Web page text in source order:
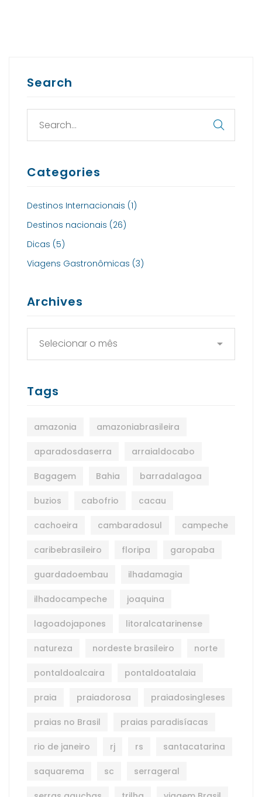
Search
Categories
Destinos Internacionais (1)
Destinos nacionais (26)
Dicas (5)
Viagens Gastronômicas (3)
Archives
Tags
amazonia amazoniabrasileira
aparadosdaserra arraialdocabo
Bagagem Bahia barradalagoa
buzios cabofrio cacau
cachoeira cambaradosul campeche
caribebrasileiro floripa garopaba
guardadoembau ilhadamagia
ilhadocampeche joaquina
lagoadojapones litoralcatarinense
natureza nordeste brasileiro norte
pontaldoalcaira pontaldoatalaia
praia praiadorosa praiadosingleses
praias no Brasil praias paradisíacas
rio de janeiro rj rs santacatarina
saquarema sc serrageral